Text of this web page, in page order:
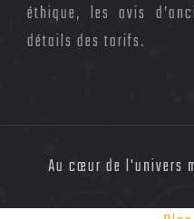
éthique, les avis
détails des tarifs.
Au cœur de l'univers